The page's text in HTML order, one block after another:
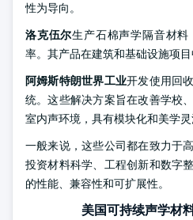
性为导向。
洛克伍尔生产石棉声学隔音材
率。其产品在建筑和基础设施项目
阿姆斯特朗世界工业开发使用回
统。这些解决方案旨在改善学校
室内声环境，具有模块化和美学灵
一般来说，这些公司都在致力于
投资材料科学、工程创新和数字
的性能、兼容性和可扩展性。
美国可持续声学材